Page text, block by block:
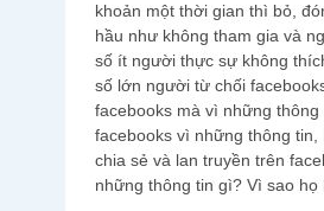
khoản một thời gian thì bỏ,
hầu như không tham gia và
số ít người thực sự không
số lớn người từ chối
facebooks mà vì những
facebooks vì những thông
chia sẻ và lan truyền trên
những thông tin gì? Vì sao họ